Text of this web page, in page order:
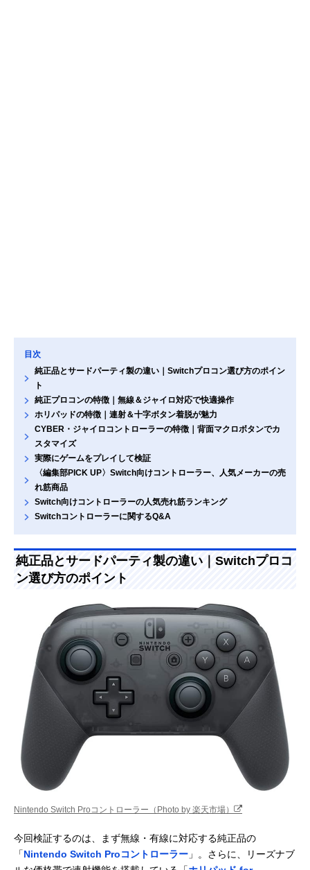
目次
純正品とサードパーティ製の違い｜Switchプロコン選び方のポイン
ト
純正プロコンの特徴｜無線＆ジャイロ対応で快適操作
ホリパッドの特徴｜連射＆十字ボタン着脱が魅力
CYBER・ジャイロコントローラーの特徴｜背面マクロボタンでカ
スタマイズ
実際にゲームをプレイして検証
〈編集部PICK UP〉Switch向けコントローラー、人気メーカーの売
れ筋商品
Switch向けコントローラーの人気売れ筋ランキング
Switchコントローラーに関するQ&A
純正品とサードパーティ製の違い｜Switchプロコ
ン選び方のポイント
Nintendo Switch Proコントローラー（Photo by 楽天市場）
今回検証するのは、まず無線・有線に対応する純正品の
「Nintendo Switch Proコントローラー 」。さらに、リーズナブ